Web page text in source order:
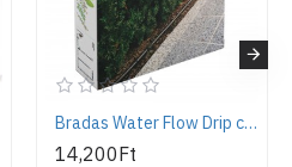
Bradas Water Flow Drip csepegtető tömlő készlet, 16 mm, 50 m
14,200Ft